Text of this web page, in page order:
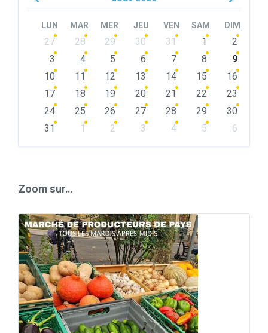
LUN MAR MER JEU VEN SAM DIM
Skip
calendar
27 28 29 30 31 1
2
3
4 5 6 7 8
9
10
11 12 13 14 15
16
17
18 19 20 21 22
23
24
25 26 27 28 29
30
31
1 2 3 4 5
6
Zoom sur…